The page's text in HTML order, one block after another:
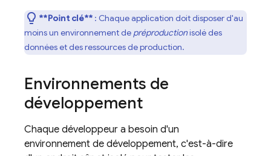
**Point clé** : Chaque application doit disposer d'au
moins un environnement de préproductionisolé des
données et des ressources de production.
Environnements de
développement
Chaque développeur a besoin d'un
environnement de développement, c'est-à-dire